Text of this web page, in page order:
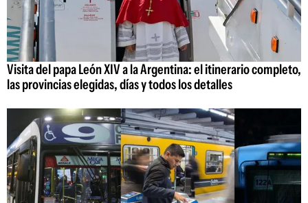
Visita del papa León XIV a la Argentina: el itinerario completo,
las provincias elegidas, días y todos los detalles